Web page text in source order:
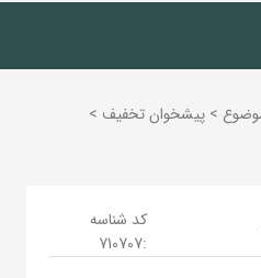
> پيشخوان تخفيف >
کد شناسه
:
710707